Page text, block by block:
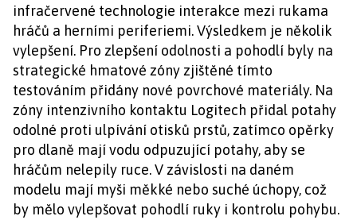
infračervené technologie interakce mezi rukama
hráčů a herními periferiemi. Výsledkem je několik
vylepšení. Pro zlepšení odolnosti a pohodlí byly na
strategické hmatové zóny zjištěné tímto
testováním přidány nové povrchové materiály. Na
zóny intenzivního kontaktu Logitech přidal potahy
odolné proti ulpívání otisků prstů, zatímco opěrky
pro dlaně mají vodu odpuzující potahy, aby se
hráčům nelepily ruce. V závislosti na daném
modelu mají myši měkké nebo suché úchopy, což
by mělo vylepšovat pohodlí ruky i kontrolu pohybu.